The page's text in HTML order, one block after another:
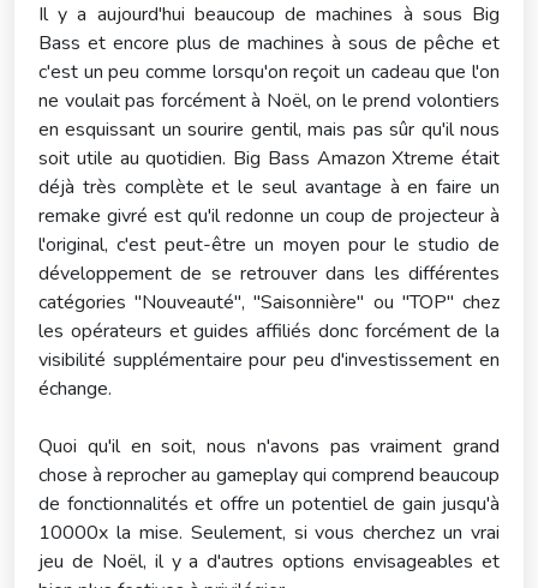
Il y a aujourd'hui beaucoup de machines à sous Big
Bass et encore plus de machines à sous de pêche et
c'est un peu comme lorsqu'on reçoit un cadeau que l'on
ne voulait pas forcément à Noël, on le prend volontiers
en esquissant un sourire gentil, mais pas sûr qu'il nous
soit utile au quotidien. Big Bass Amazon Xtreme était
déjà très complète et le seul avantage à en faire un
remake givré est qu'il redonne un coup de projecteur à
l'original, c'est peut-être un moyen pour le studio de
développement de se retrouver dans les différentes
catégories "Nouveauté", "Saisonnière" ou "TOP" chez
les opérateurs et guides affiliés donc forcément de la
visibilité supplémentaire pour peu d'investissement en
échange.
Quoi qu'il en soit, nous n'avons pas vraiment grand
chose à reprocher au gameplay qui comprend beaucoup
de fonctionnalités et offre un potentiel de gain jusqu'à
10000x la mise. Seulement, si vous cherchez un vrai
jeu de Noël, il y a d'autres options envisageables et